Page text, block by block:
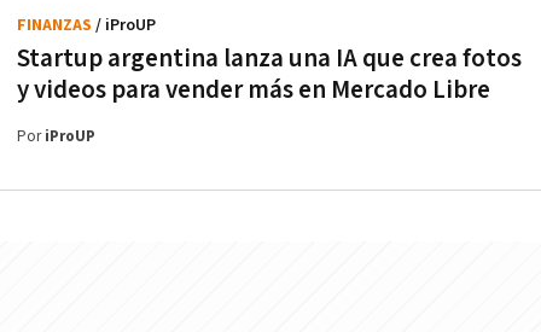
Startup argentina lanza una IA que crea fotos
y videos para vender más en Mercado Libre
FINANZAS / iProUP
PoriProUP